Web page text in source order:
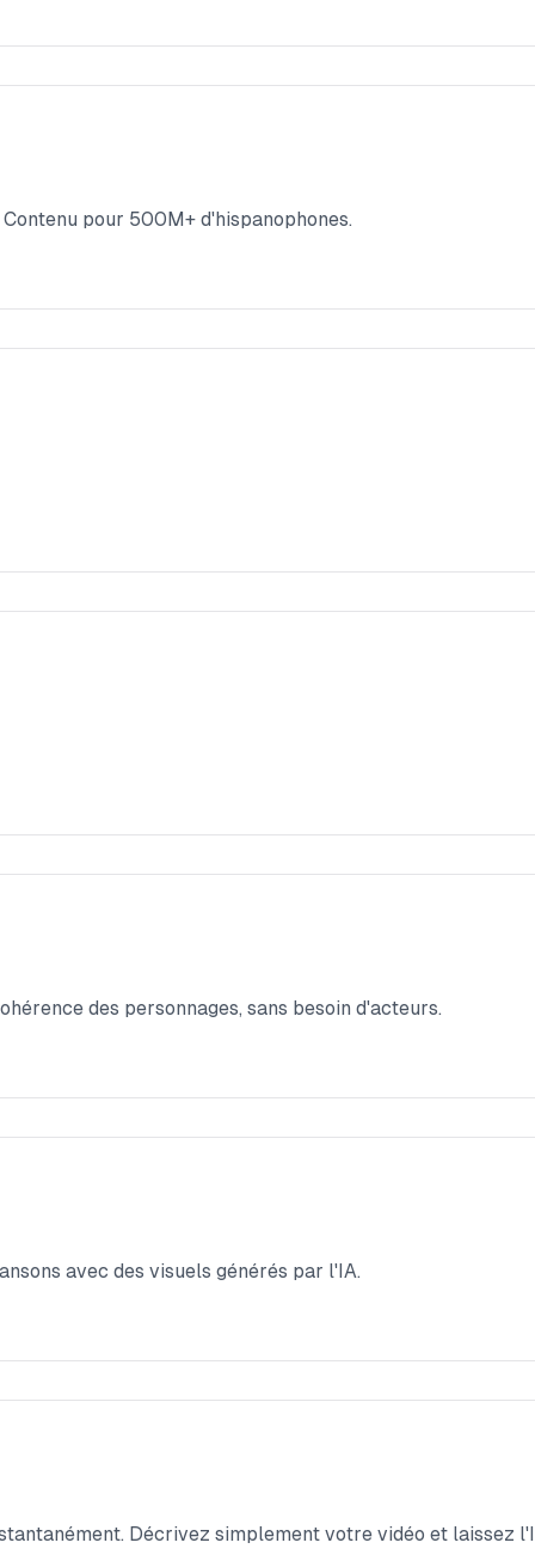
pour 500M+ d'hispanophones.
des personnages, sans besoin d'acteurs.
avec des visuels générés par l'IA.
Décrivez simplement votre vidéo et laissez